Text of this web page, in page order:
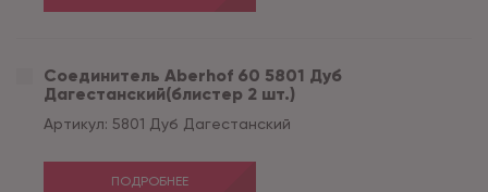
Соединитель Aberhof 60 5801 Дуб
Дагестанский(блистер 2 шт.)
Артикул: 5801 Дуб Дагестанский
ПОДРОБНЕЕ